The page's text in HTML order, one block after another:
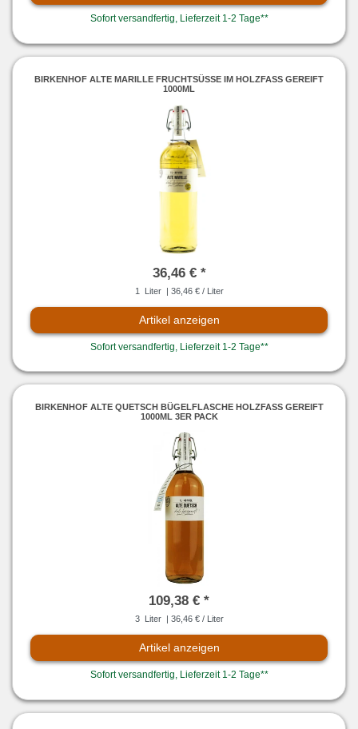
Sofort versandfertig, Lieferzeit 1-2 Tage**
BIRKENHOF ALTE MARILLE FRUCHTSÜSSE IM HOLZFASS GEREIFT 1
000ML
36,46 € *
1 Liter | 36,46 € / Liter
Artikel anzeigen
Sofort versandfertig, Lieferzeit 1-2 Tage**
BIRKENHOF ALTE QUETSCH BÜGELFLASCHE HOLZFASS GEREIFT
1000ML 3ER PACK
109,38 € *
3 Liter | 36,46 € / Liter
Artikel anzeigen
Sofort versandfertig, Lieferzeit 1-2 Tage**